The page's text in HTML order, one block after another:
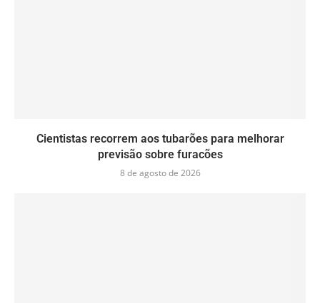
Cientistas recorrem aos tubarões para melhorar
previsão sobre furacões
8 de agosto de 2026